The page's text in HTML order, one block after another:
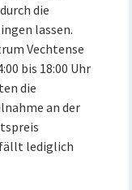
die
lassen.
Vechtense
bis 18:00 Uhr
die
an der
lediglich